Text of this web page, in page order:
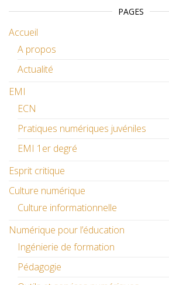
PAGES
Accueil
A propos
Actualité
EMI
ECN
Pratiques numériques juvéniles
EMI 1er degré
Esprit critique
Culture numérique
Culture informationnelle
Numérique pour l’éducation
Ingénierie de formation
Pédagogie